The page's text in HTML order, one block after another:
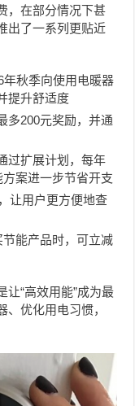
，在部分情况下甚
出了一系列更贴近
年秋季向使用电暖器
提升舒适度
多200元奖励，并通
过扩展计划，每年
案进一步节省开支
让用户更方便地查
能产品时，可立减
让“高效用能”成为最
优化用电习惯，